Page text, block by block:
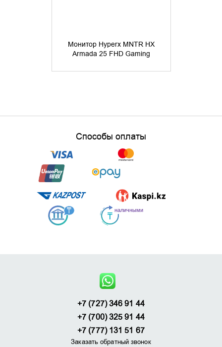
Монитор Hyperx MNTR HX
Armada 25 FHD Gaming
Способы оплаты
+7 (727) 346 91 44
+7 (700) 325 91 44
+7 (777) 131 51 67
Заказать обратный звонок